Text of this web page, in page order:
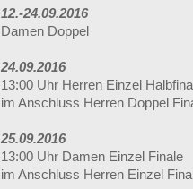
12.-24.09.2016
Damen Doppel
24.09.2016
13:00 Uhr Herren Einzel
im Anschluss Herren Doppel
25.09.2016
13:00 Uhr Damen Einzel Finale
im Anschluss Herren Einzel